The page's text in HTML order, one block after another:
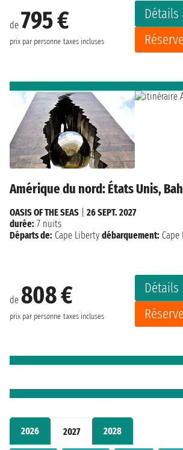
2026 2027 2028
de 795 €
prix par personne taxes incluses
Détails
Amérique du nord: États Unis,
de 808 €
prix par personne taxes incluses
Détails
OASIS OF THE SEAS
26 SEPT. 2027
durée: 7 nuits
Départs de: Cape Liberty débarquement: Cape